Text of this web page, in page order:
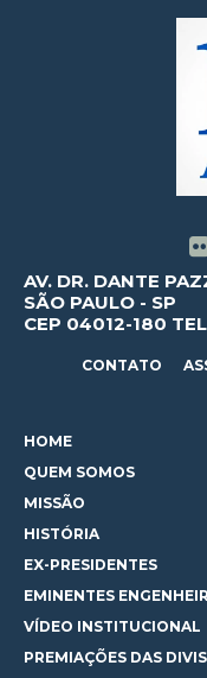
AV. DR. DANTE
SÃO PAULO - SP
CEP 04012-180
CONTATO
HOME
QUEM SOMOS
MISSÃO
HISTÓRIA
EX-PRESIDENTES
EMINENTES
VÍDEO INSTITUCIONAL
PREMIAÇÕES DAS